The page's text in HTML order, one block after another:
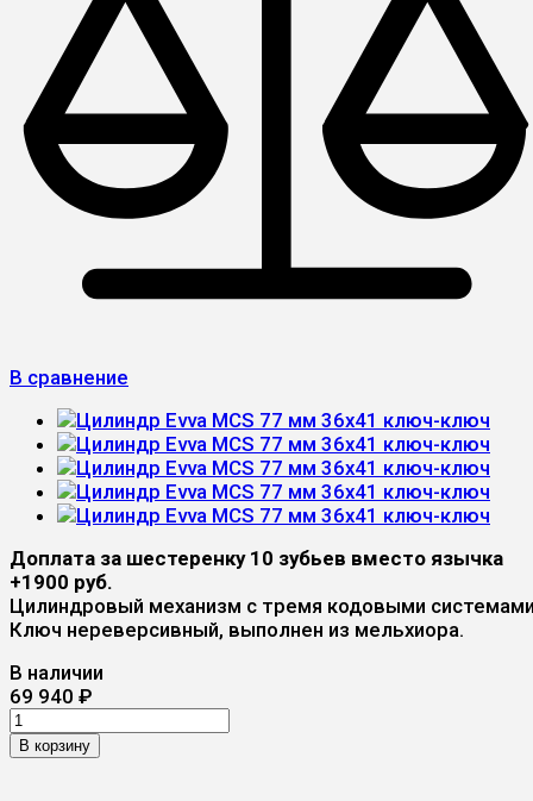
В сравнение
Доплата за шестеренку 10 зубьев вместо язычка
+1900 руб.
Цилиндровый механизм с тремя кодовыми
Ключ нереверсивный, выполнен из мельхиора.
В наличии
69 940 ₽
В корзину